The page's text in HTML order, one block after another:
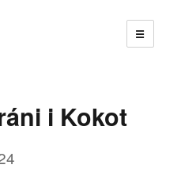
☰
i Kokot